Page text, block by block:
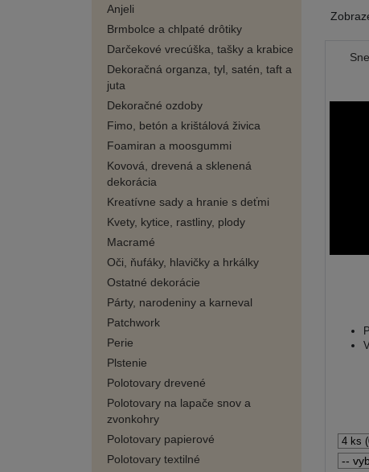
Anjeli
Brmbolce a chlpaté drôtiky
Darčekové vrecúška, tašky a krabice
Dekoračná organza, tyl, satén, taft a
juta
Dekoračné ozdoby
Fimo, betón a krištálová živica
Foamiran a moosgummi
Kovová, drevená a sklenená
dekorácia
Kreatívne sady a hranie s deťmi
Kvety, kytice, rastliny, plody
Macramé
Oči, ňufáky, hlavičky a hrkálky
Ostatné dekorácie
Párty, narodeniny a karneval
Patchwork
Perie
Plstenie
Polotovary drevené
Polotovary na lapače snov a
zvonkohry
Polotovary papierové
Polotovary textilné